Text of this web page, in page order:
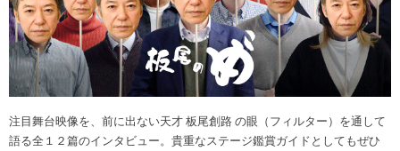
注目舞台映像を、前に出ない天才 板尾創路 の眼（フィルター）を通して
語る全１２篇のインタビュー。貴重なステージ鑑賞ガイドとしてもぜひ